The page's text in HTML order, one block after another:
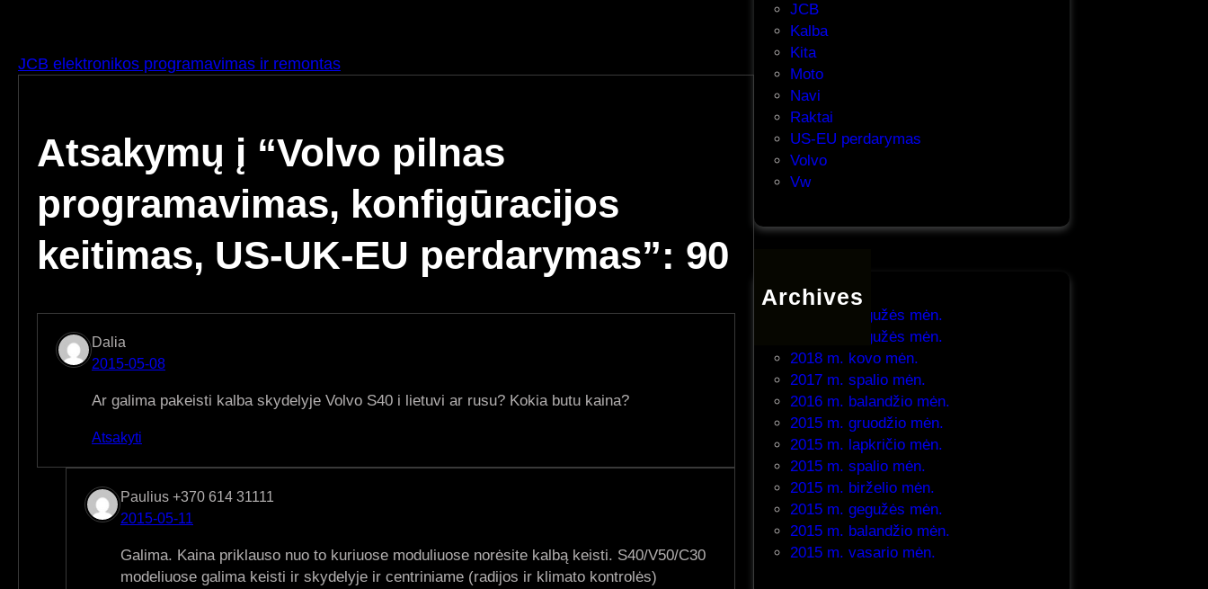
JCB elektronikos programavimas ir remontas
Atsakymų į “Volvo pilnas
programavimas, konfigūracijos
keitimas, US-UK-EU perdarymas”: 90
Dalia
2015-05-08
Ar galima pakeisti kalba skydelyje Volvo S40 i lietuvi ar rusu? Kokia butu kaina?
Atsakyti
Paulius +370 614 31111
2015-05-11
Galima. Kaina priklauso nuo to kuriuose moduliuose norėsite kalbą keisti. S40/V50/C30
modeliuose galima keisti ir skydelyje ir centriniame (radijos ir klimato kontrolės)
JCB
Kalba
Kita
Moto
Navi
Raktai
US-EU perdarymas
Volvo
Vw
Archives
2026 m. gegužės mėn.
2021 m. gegužės mėn.
2018 m. kovo mėn.
2017 m. spalio mėn.
2016 m. balandžio mėn.
2015 m. gruodžio mėn.
2015 m. lapkričio mėn.
2015 m. spalio mėn.
2015 m. birželio mėn.
2015 m. gegužės mėn.
2015 m. balandžio mėn.
2015 m. vasario mėn.